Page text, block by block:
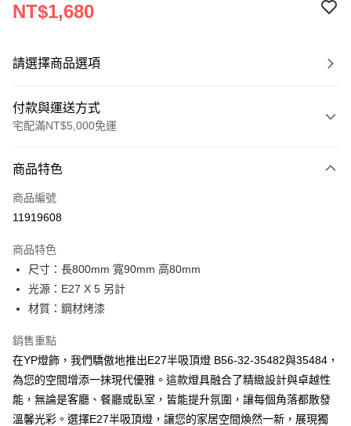
NT$1,680
請選擇商品選項
付款與運送方式
宅配滿NT$5,000免運
信用卡一次付款
LINE Pay
街口支付
悠遊付
全盈+PAY
AFTEE先享後付
相關說明
【關於「AFTEE先享後付」】
商品特色
商品編號
11919608
商品特色
尺寸：長800mm 寬90mm 高80mm
光源：E27 X 5 另計
材質：鋼材烤漆
銷售重點
在YP燈飾，我們驕傲地推出E27半吸頂燈 B56-32-35482與35484，
為您的空間增添一抹現代優雅。這款燈具融合了精緻設計與卓越性
能，無論是客廳、餐廳或臥室，皆能提升氛圍，讓每個角落都散發
溫馨光彩。選擇E27半吸頂燈，讓您的家居空間煥然一新，展現獨